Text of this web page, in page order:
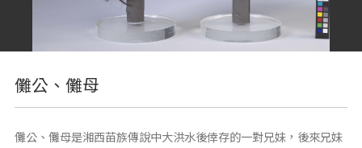
儺公、儺母
儺公、儺母是湘西苗族傳說中大洪水後倖存的一對兄妹，後來兄妹